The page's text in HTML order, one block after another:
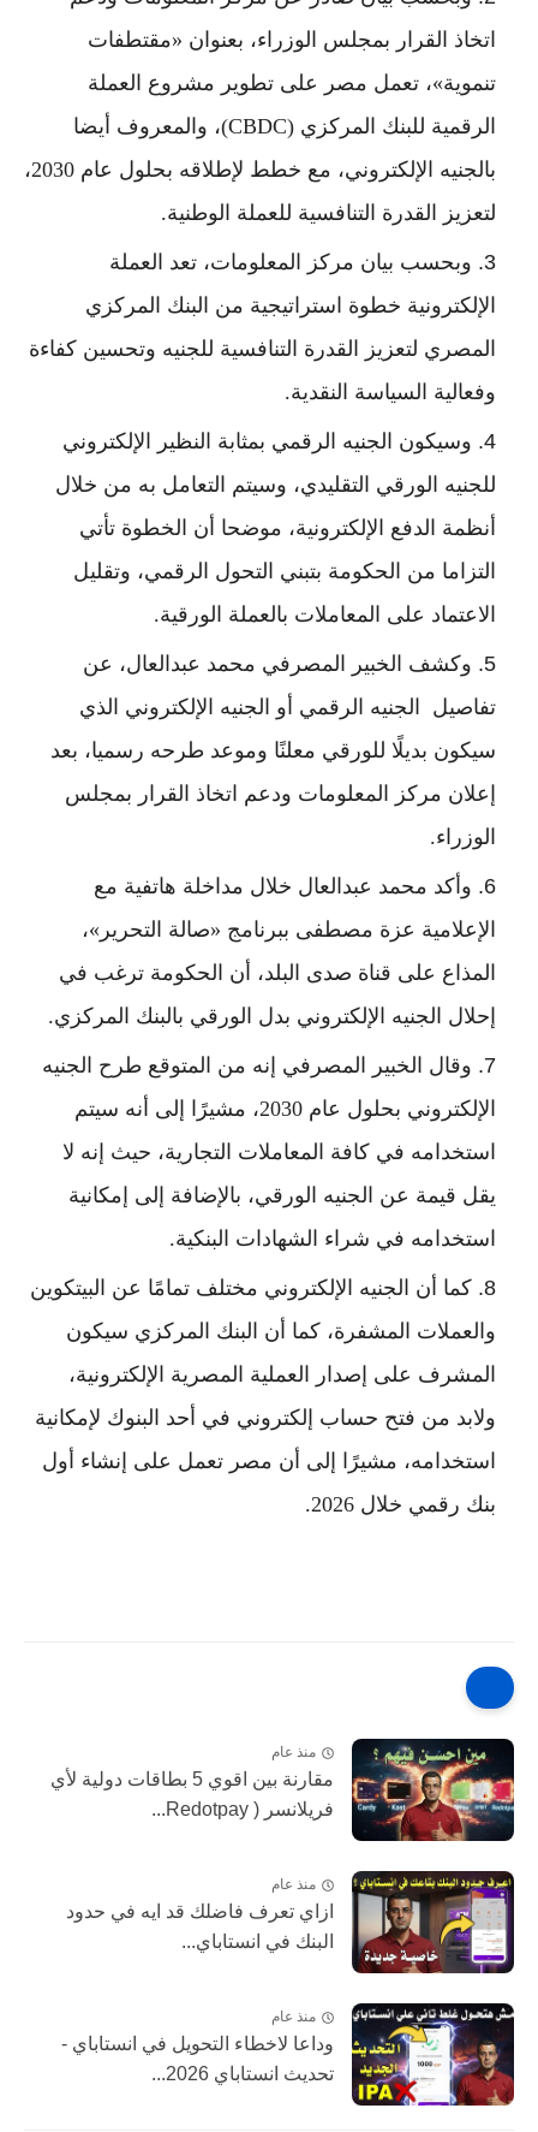
اتخاذ القرار بمجلس الوزراء، بعنوان «مقتطفات
تنموية»، تعمل مصر على تطوير مشروع العملة
الرقمية للبنك المركزي (CBDC)، والمعروف أيضا
بالجنيه الإلكتروني، مع خطط لإطلاقه بحلول عام 2030،
لتعزيز القدرة التنافسية للعملة الوطنية.
وبحسب بيان مركز المعلومات، تعد العملة
الإلكترونية خطوة استراتيجية من البنك المركزي
المصري لتعزيز القدرة التنافسية للجنيه وتحسين كفاءة
وفعالية السياسة النقدية.
وسيكون الجنيه الرقمي بمثابة النظير الإلكتروني
للجنيه الورقي التقليدي، وسيتم التعامل به من خلال
أنظمة الدفع الإلكترونية، موضحا أن الخطوة تأتي
التزاما من الحكومة بتبني التحول الرقمي، وتقليل
الاعتماد على المعاملات بالعملة الورقية.
وكشف الخبير المصرفي محمد عبدالعال، عن
تفاصيل الجنيه الرقمي أو الجنيه الإلكتروني الذي
سيكون بديلًا للورقي معلنًا وموعد طرحه رسميا، بعد
إعلان مركز المعلومات ودعم اتخاذ القرار بمجلس
الوزراء.
وأكد محمد عبدالعال خلال مداخلة هاتفية مع
الإعلامية عزة مصطفى ببرنامج «صالة التحرير»،
المذاع على قناة صدى البلد، أن الحكومة ترغب في
إحلال الجنيه الإلكتروني بدل الورقي بالبنك المركزي.
وقال الخبير المصرفي إنه من المتوقع طرح الجنيه
الإلكتروني بحلول عام 2030، مشيرًا إلى أنه سيتم
استخدامه في كافة المعاملات التجارية، حيث إنه لا
يقل قيمة عن الجنيه الورقي، بالإضافة إلى إمكانية
استخدامه في شراء الشهادات البنكية.
كما أن الجنيه الإلكتروني مختلف تمامًا عن البيتكوين
والعملات المشفرة، كما أن البنك المركزي سيكون
المشرف على إصدار العملية المصرية الإلكترونية،
ولابد من فتح حساب إلكتروني في أحد البنوك لإمكانية
استخدامه، مشيرًا إلى أن مصر تعمل على إنشاء أول
بنك رقمي خلال 2026.
منذ عام
مقارنة بين اقوي 5 بطاقات دولية لأي
فريلانسر ( Redotpay...
منذ عام
ازاي تعرف فاضلك قد ايه في حدود
البنك في انستاباي...
منذ عام
وداعا لاخطاء التحويل في انستاباي -
تحديث انستاباي 2026...